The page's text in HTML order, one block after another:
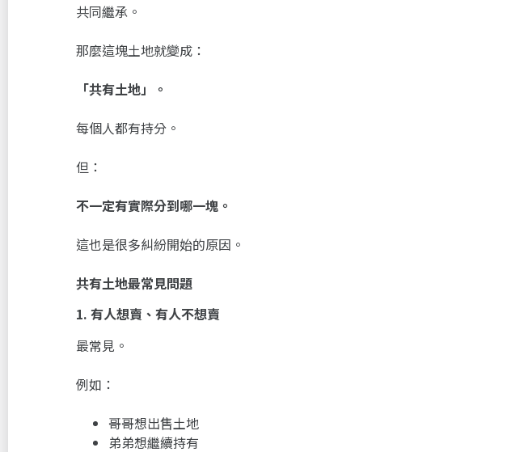
共同繼承。
那麼這塊土地就變成：
「共有土地」。
每個人都有持分。
但：
不一定有實際分到哪一塊。
這也是很多糾紛開始的原因。
共有土地最常見問題
1. 有人想賣、有人不想賣
最常見。
例如：
哥哥想出售土地
弟弟想繼續持有